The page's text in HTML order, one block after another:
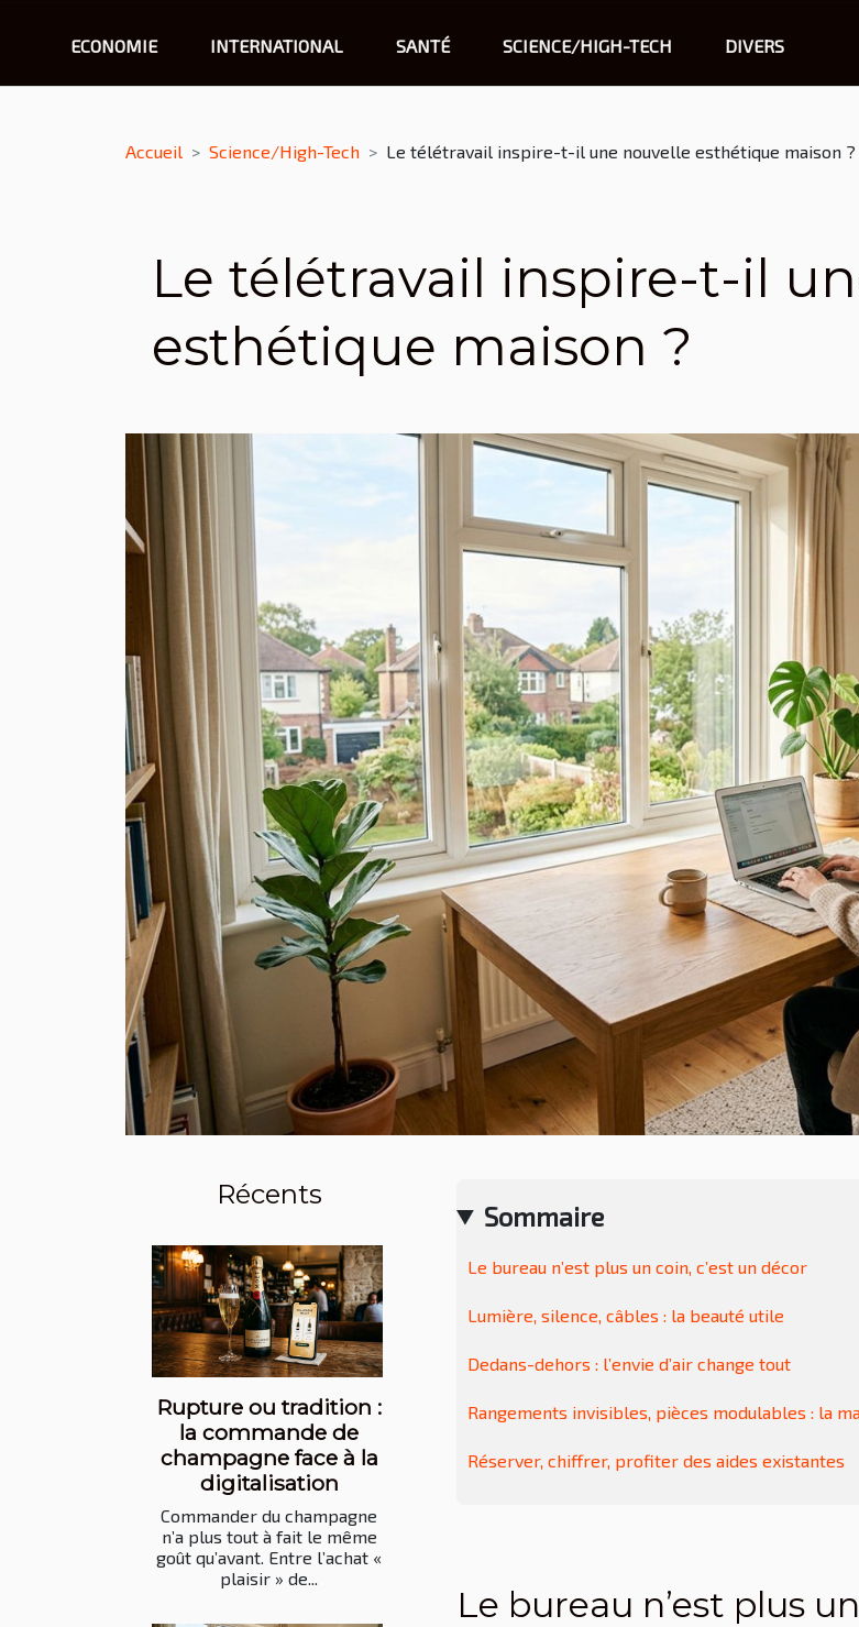
ECONOMIE INTERNATIONAL SANTÉ SCIENCE/HIGH-TECH DIVERS
Accueil Science/High-Tech Le télétravail inspire-t-il une nouvelle esthétique maison ?
Le télétravail inspire-t-il
esthétique maison ?
Récents
Rupture ou tradition :
la commande de
champagne face à la
digitalisation
Commander du champagne
n’a plus tout à fait le même
goût qu’avant. Entre l’achat «
plaisir » de...
Sommaire
Le bureau n’est plus un coin, c’est un décor
Lumière, silence, câbles : la beauté utile
Dedans-dehors : l’envie d’air change tout
Rangements invisibles, pièces modulables : la
Réserver, chiffrer, profiter des aides existantes
Le bureau n’est plus